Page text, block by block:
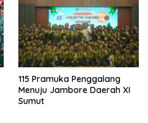
115 Pramuka Penggalang
Menuju Jambore Daerah XI
Sumut